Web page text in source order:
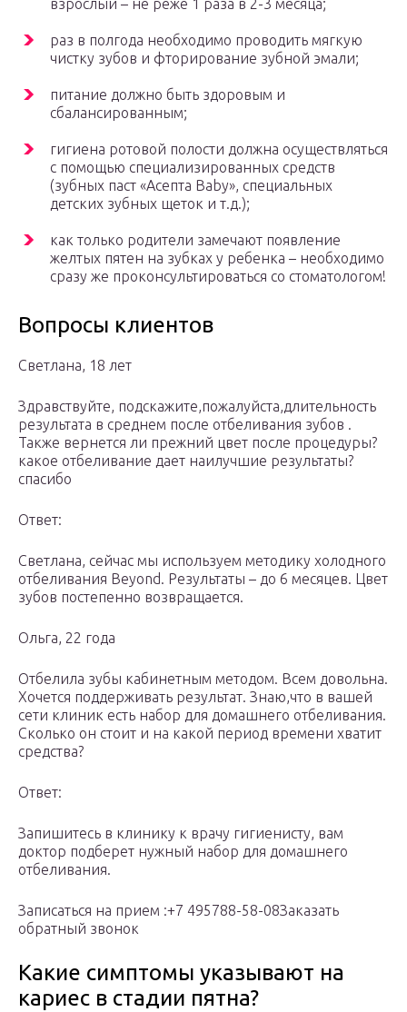
взрослый – не реже 1 раза в 2-3 месяца;
раз в полгода необходимо проводить мягкую
чистку зубов и фторирование зубной эмали;
питание должно быть здоровым и
сбалансированным;
гигиена ротовой полости должна осуществляться
с помощью специализированных средств
(зубных паст «Асепта Baby», специальных
детских зубных щеток и т.д.);
как только родители замечают появление
желтых пятен на зубках у ребенка – необходимо
сразу же проконсультироваться со стоматологом!
Вопросы клиентов
Светлана, 18 лет
Здравствуйте, подскажите,пожалуйста,длительность
результата в среднем после отбеливания зубов .
Также вернется ли прежний цвет после процедуры?
какое отбеливание дает наилучшие результаты?
спасибо
Ответ:
Светлана, сейчас мы используем методику холодного
отбеливания Beyond. Результаты – до 6 месяцев. Цвет
зубов постепенно возвращается.
Ольга, 22 года
Отбелила зубы кабинетным методом. Всем довольна.
Хочется поддерживать результат. Знаю,что в вашей
сети клиник есть набор для домашнего отбеливания.
Сколько он стоит и на какой период времени хватит
средства?
Ответ:
Запишитесь в клинику к врачу гигиенисту, вам
доктор подберет нужный набор для домашнего
отбеливания.
Записаться на прием :+7 495788-58-08Заказать
обратный звонок
Какие симптомы указывают на
кариес в стадии пятна?